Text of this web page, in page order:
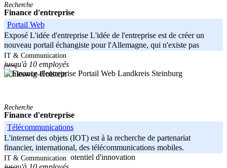
Recherche
Finance d'entreprise
Portail Web
Exposé L'idée d'entreprise L'idée de l'entreprise est de créer un
nouveau portail échangiste pour l'Allemagne, qui n'existe pas
encore sous cette
-----
Schleswig-Holstein
IT & Communication
jusqu'à 10 employés
Landkreis Steinburg
Recherche
Finance d'entreprise
Télécommunications
L'internet des objets (IOT) est à la recherche de partenariat
financier, international, des télécommunications mobiles.
Actuellement: a) le potentiel d'innovation
IT & Communication